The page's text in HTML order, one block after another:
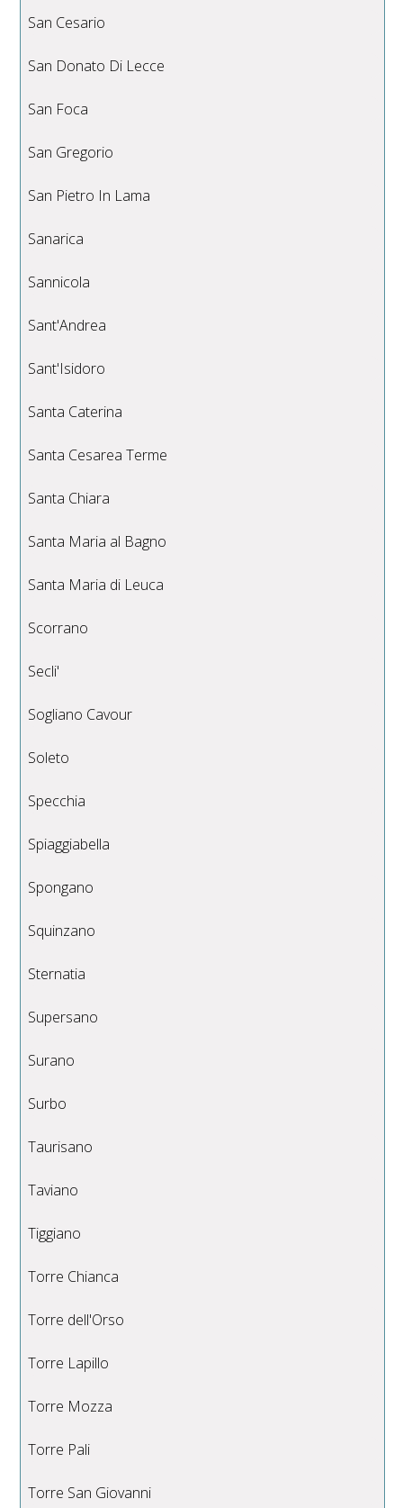
San Cesario
San Donato Di Lecce
San Foca
San Gregorio
San Pietro In Lama
Sanarica
Sannicola
Sant'Andrea
Sant'Isidoro
Santa Caterina
Santa Cesarea Terme
Santa Chiara
Santa Maria al Bagno
Santa Maria di Leuca
Scorrano
Secli'
Sogliano Cavour
Soleto
Specchia
Spiaggiabella
Spongano
Squinzano
Sternatia
Supersano
Surano
Surbo
Taurisano
Taviano
Tiggiano
Torre Chianca
Torre dell'Orso
Torre Lapillo
Torre Mozza
Torre Pali
Torre San Giovanni